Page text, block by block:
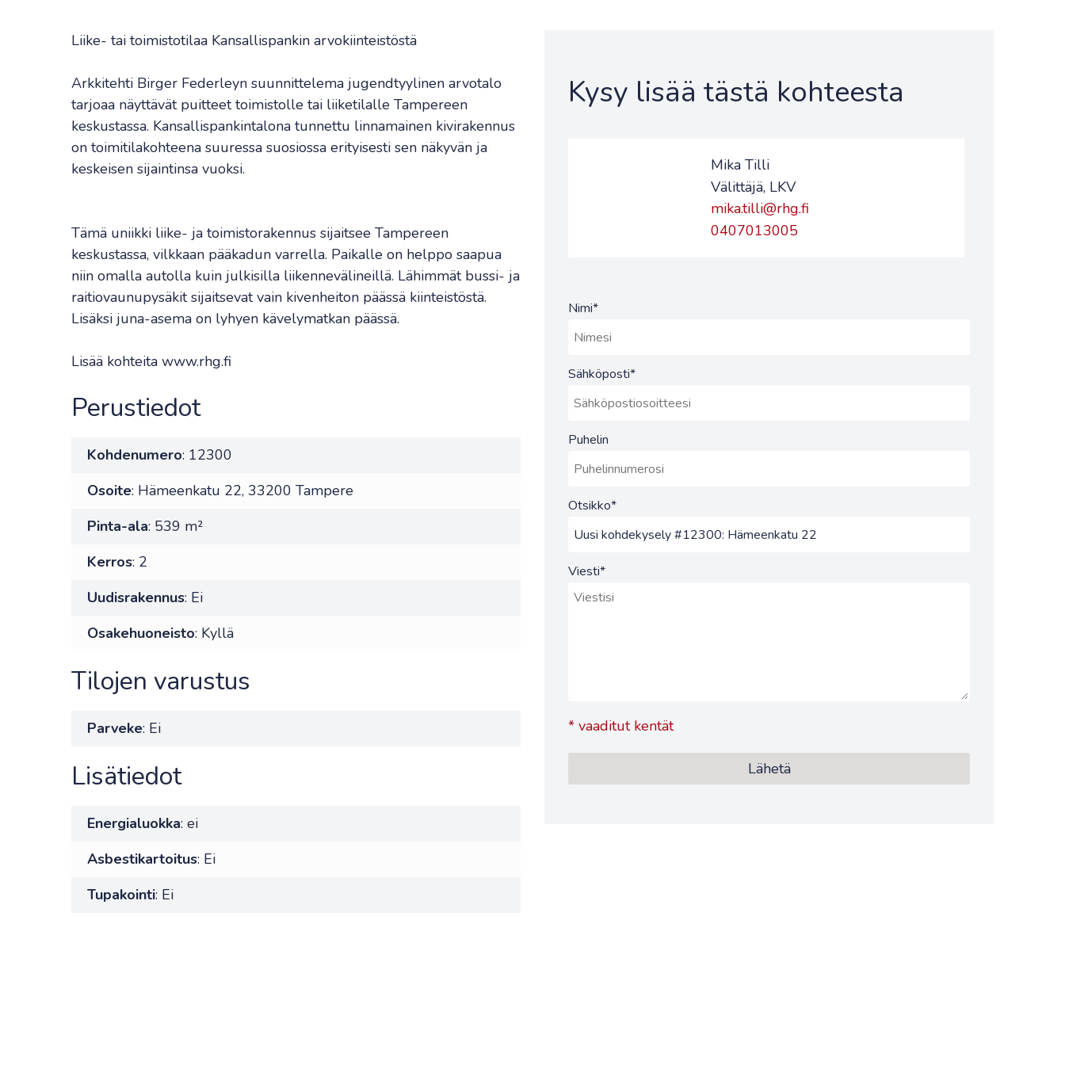
Liike- tai toimistotilaa Kansallispankin arvokiinteistöstä
Arkkitehti Birger Federleyn suunnittelema jugendtyylinen arvotalo
tarjoaa näyttävät puitteet toimistolle tai liiketilalle Tampereen
keskustassa. Kansallispankintalona tunnettu linnamainen kivirakennus
on toimitilakohteena suuressa suosiossa erityisesti sen näkyvän ja
keskeisen sijaintinsa vuoksi.
Tämä uniikki liike- ja toimistorakennus sijaitsee Tampereen
keskustassa, vilkkaan pääkadun varrella. Paikalle on helppo saapua
niin omalla autolla kuin julkisilla liikennevälineillä. Lähimmät bussi- ja
raitiovaunupysäkit sijaitsevat vain kivenheiton päässä kiinteistöstä.
Lisäksi juna-asema on lyhyen kävelymatkan päässä.
Lisää kohteita www.rhg.fi
Perustiedot
Kohdenumero: 12300
Osoite: Hämeenkatu 22, 33200 Tampere
Pinta-ala: 539 m²
Kerros: 2
Uudisrakennus: Ei
Osakehuoneisto: Kyllä
Tilojen varustus
Parveke: Ei
Lisätiedot
Energialuokka: ei
Asbestikartoitus: Ei
Tupakointi: Ei
Kysy lisää tästä kohteesta
Mika Tilli
Välittäjä, LKV
mika.tilli@rhg.fi
0407013005
Nimi*
Sähköposti*
Puhelin
Otsikko*
Viesti*
* vaaditut kentät